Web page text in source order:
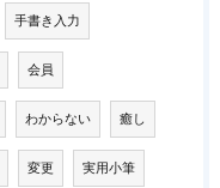
手書き入力
会員
わからない 癒し
変更 実用小筆